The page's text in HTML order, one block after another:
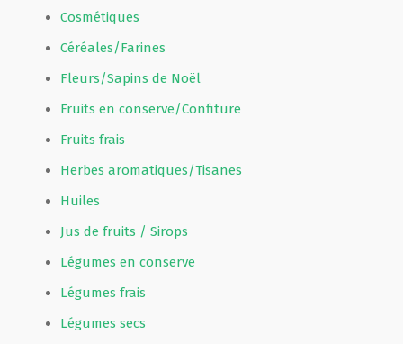
Cosmétiques
Céréales/Farines
Fleurs/Sapins de Noël
Fruits en conserve/Confiture
Fruits frais
Herbes aromatiques/Tisanes
Huiles
Jus de fruits / Sirops
Légumes en conserve
Légumes frais
Légumes secs